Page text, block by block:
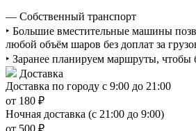
— Собственный транспорт
‣ Большие вместительные машины
любой объём шаров без доплат за
‣ Заранее планируем маршруты, чтобы
Доставка
Доставка по городу с 9:00 до 21:00
от 180 ₽
Ночная доставка (с 21:00 до 9:00)
от 500 ₽